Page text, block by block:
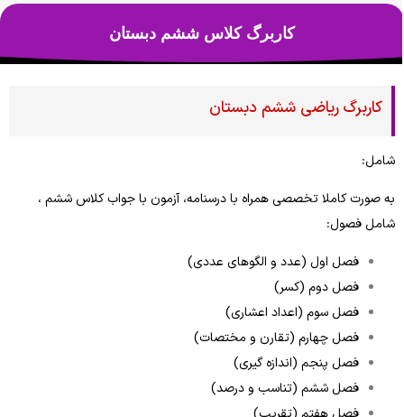
کاربرگ کلاس ششم دبستان
کاربرگ ریاضی ششم دبستان
شامل:
به صورت کاملا تخصصی همراه با درسنامه، آزمون با جواب کلاس ششم ،
شامل فصول:
فصل اول (عدد و الگوهای عددی)
فصل دوم (کسر)
فصل سوم (اعداد اعشاری)
فصل چهارم (تقارن و مختصات)
فصل پنجم (اندازه گیری)
فصل ششم (تناسب و درصد)